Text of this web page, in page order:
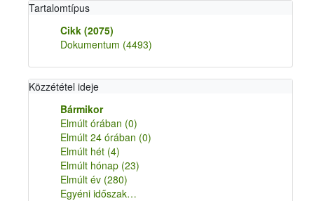
Tartalomtípus
Cikk (2075)
Dokumentum (4493)
Közzététel ideje
Bármikor
Elmúlt órában (0)
Elmúlt 24 órában (0)
Elmúlt hét (4)
Elmúlt hónap (23)
Elmúlt év (280)
Egyéni időszak…